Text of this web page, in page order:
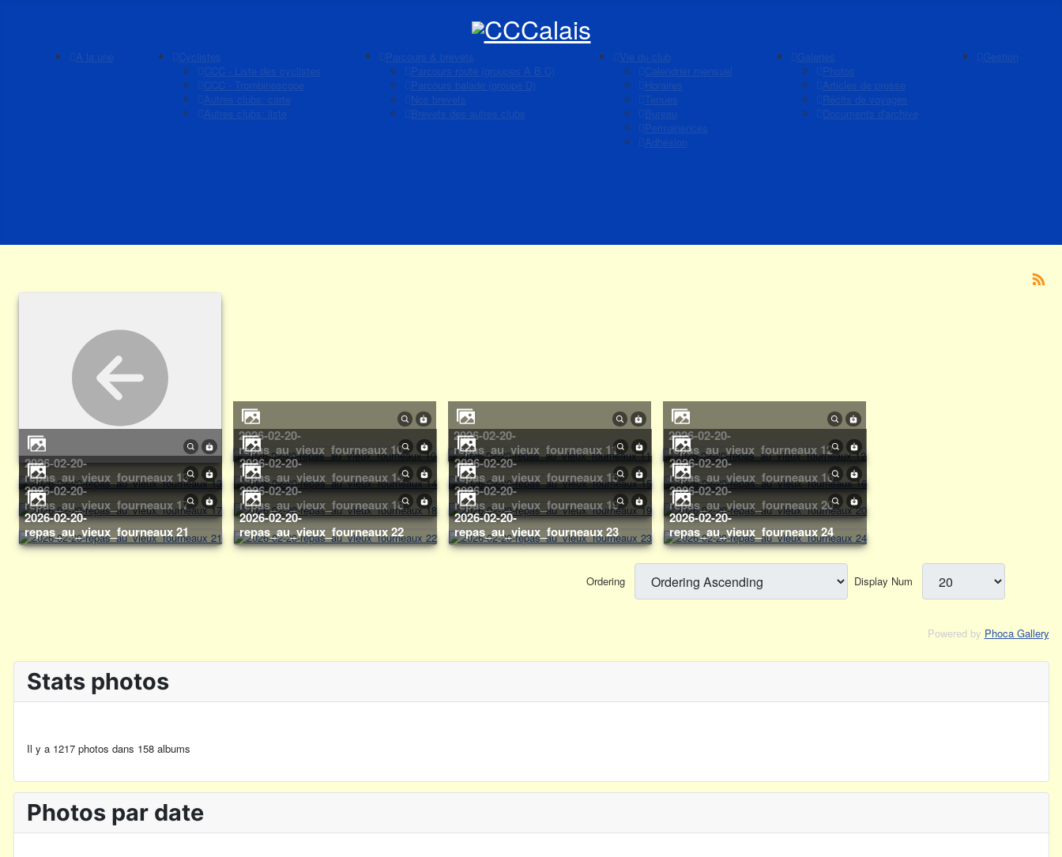
A la une
Cyclistes
CCC - Liste des cyclistes
CCC - Trombinoscope
Autres clubs: carte
Autres clubs: liste
Parcours & brevets
Parcours route (groupes A B C)
Parcours balade (groupe D)
Nos brevets
Brevets des autres clubs
Vie du club
Calendrier mensuel
Horaires
Tenues
Bureau
Permanences
Adhésion
Galeries
Photos
Articles de presse
Récits de voyages
Documents d'archive
Gestion
Stats photos
Il y a 1217 photos dans 158 albums
Photos par date
2026-02-20-
repas_au_vieux_fourneaux 10
2026-02-20-
repas_au_vieux_fourneaux 11
2026-02-20-
repas_au_vieux_fourneaux 12
2026-02-20-
repas_au_vieux_fourneaux 13
2026-02-20-
repas_au_vieux_fourneaux 14
2026-02-20-
repas_au_vieux_fourneaux 15
2026-02-20-
repas_au_vieux_fourneaux 16
2026-02-20-
repas_au_vieux_fourneaux 17
2026-02-20-
repas_au_vieux_fourneaux 18
2026-02-20-
repas_au_vieux_fourneaux 19
2026-02-20-
repas_au_vieux_fourneaux 20
2026-02-20-
repas_au_vieux_fourneaux 21
2026-02-20-
repas_au_vieux_fourneaux 22
2026-02-20-
repas_au_vieux_fourneaux 23
2026-02-20-
repas_au_vieux_fourneaux 24
Ordering Display Num
Powered by Phoca Gallery